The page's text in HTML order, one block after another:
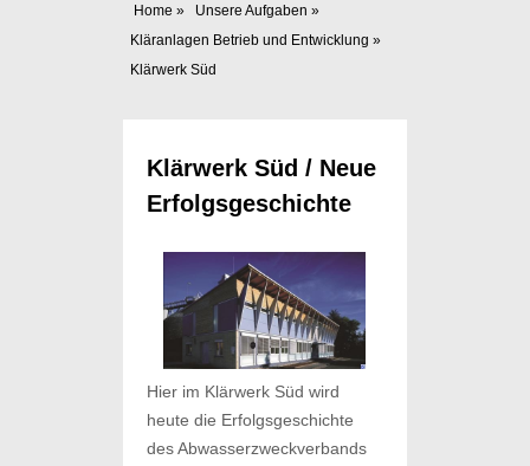
Home » Unsere Aufgaben »
Kläranlagen Betrieb und Entwicklung »
Klärwerk Süd
Klärwerk Süd / Neue
Erfolgsgeschichte
Hier im Klärwerk Süd wird
heute die Erfolgsgeschichte
des Abwasserzweckverbands